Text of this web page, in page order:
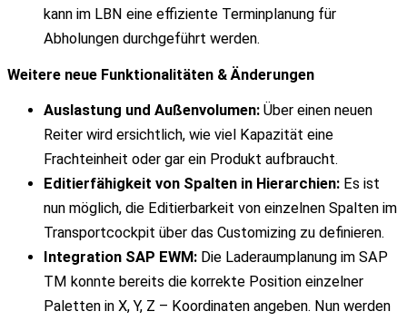
kann im LBN eine effiziente Terminplanung für
Abholungen durchgeführt werden.
Weitere neue Funktionalitäten & Änderungen
Auslastung und Außenvolumen: Über einen neuen
Reiter wird ersichtlich, wie viel Kapazität eine
Frachteinheit oder gar ein Produkt aufbraucht.
Editierfähigkeit von Spalten in Hierarchien: Es ist
nun möglich, die Editierbarkeit von einzelnen Spalten im
Transportcockpit über das Customizing zu definieren.
Integration SAP EWM: Die Laderaumplanung im SAP
TM konnte bereits die korrekte Position einzelner
Paletten in X, Y, Z – Koordinaten angeben. Nun werden